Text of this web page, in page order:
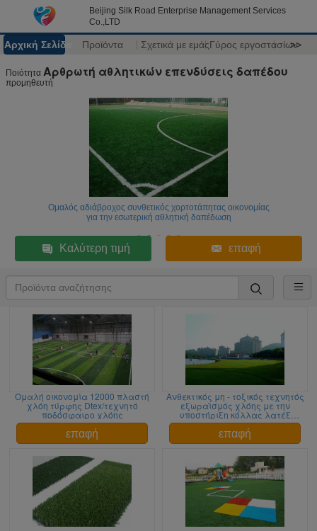
Beijing Silk Road Enterprise Management Services
Co.,LTD
Αρχική Σελίδα Προϊόντα Σχετικά με εμάςΓύρος εργοστασίων
>>
Ποιότητα Αρθρωτή αθλητικών επενδύσεις δαπέδου
προμηθευτή
Ομαλός αδιάβροχος συνθετικός χορτοτάπητας οικονομίας
για την εσωτερική αθλητική δαπέδωση
Καλύτερη τιμή επαφή
Ομαλή οικονομία 12000 πλαστή
χλόη τύρφης Dtex/τεχνητό
ποδόσφαιρο χλόης
επαφή
Ανθεκτικός μη - τοξικός τεχνητός
εξωραϊσμός χλόης με την
υποστήριξη κόλλας λατέξ
υφασμάτων + SBR PP
επαφή